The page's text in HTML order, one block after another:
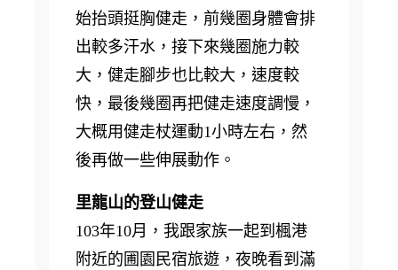
始抬頭挺胸健走，前幾圈身體會排
出較多汗水，接下來幾圈施力較
大，健走腳步也比較大，速度較
快，最後幾圈再把健走速度調慢，
大概用健走杖運動1小時左右，然
後再做一些伸展動作。
里龍山的登山健走
103年10月，我跟家族一起到楓港
附近的圃園民宿旅遊，夜晚看到滿